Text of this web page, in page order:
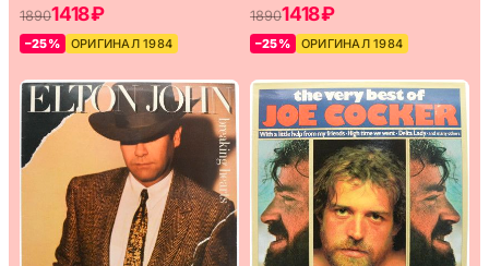
18901418 ₽
–25% ОРИГИНАЛ 1984
18901418 ₽
–25% ОРИГИНАЛ 1984